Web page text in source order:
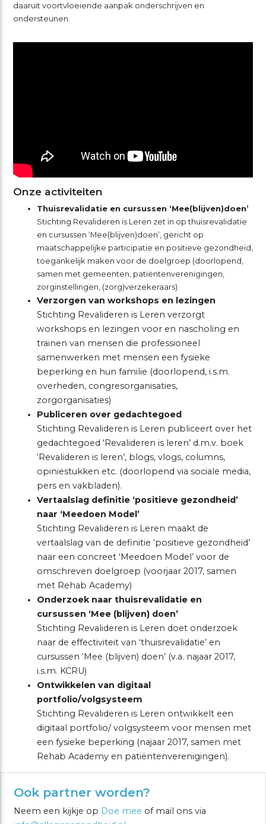
daaruit voortvloeiende aanpak onderschrijven en
ondersteunen.
Onze activiteiten
Thuisrevalidatie en cursussen ‘Mee(blijven)doen’
Stichting Revalideren is Leren zet in op thuisrevalidatie
en cursussen ‘Mee(blijven)doen’, gericht op
maatschappelijke participatie en positieve gezondheid,
toegankelijk maken voor de doelgroep (doorlopend,
samen met gemeenten, patiëntenverenigingen,
zorginstellingen, (zorg)verzekeraars).
Verzorgen van workshops en lezingen
Stichting Revalideren is Leren verzorgt
workshops en lezingen voor en nascholing en
trainen van mensen die professioneel
samenwerken met mensen een fysieke
beperking en hun familie (doorlopend, i.s.m.
overheden, congresorganisaties,
zorgorganisaties)
Publiceren over gedachtegoed
Stichting Revalideren is Leren publiceert over het
gedachtegoed ‘Revalideren is leren’ d.m.v. boek
‘Revalideren is leren’, blogs, vlogs, columns,
opiniestukken etc. (doorlopend via sociale media,
pers en vakbladen).
Vertaalslag definitie ‘positieve gezondheid’
naar ‘Meedoen Model’
Stichting Revalideren is Leren maakt de
vertaalslag van de definitie ‘positieve gezondheid’
naar een concreet ‘Meedoen Model’ voor de
omschreven doelgroep (voorjaar 2017, samen
met Rehab Academy)
Onderzoek naar thuisrevalidatie en
cursussen ‘Mee (blijven) doen’
Stichting Revalideren is Leren doet onderzoek
naar de effectiviteit van ‘thuisrevalidatie’ en
cursussen ‘Mee (blijven) doen’ (v.a. najaar 2017,
i.s.m. KCRU)
Ontwikkelen van digitaal
portfolio/volgsysteem
Stichting Revalideren is Leren ontwikkelt een
digitaal portfolio/ volgsysteem voor mensen met
een fysieke beperking (najaar 2017, samen met
Rehab Academy en patiëntenverenigingen).
Ook partner worden?
Neem een kijkje op Doe mee of mail ons via